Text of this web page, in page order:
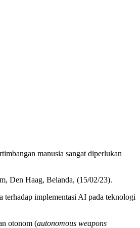
manusia sangat diperlukan
Den Haag, Belanda, (15/02/23).
terhadap implementasi AI pada teknologi
otonom (autonomous weapons